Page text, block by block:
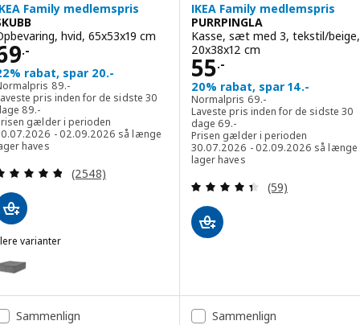
Family medlemspris
hvid, 65x53x19 cm
.- 69.-
rabat, spar 20.-
89.-
Normalpris 89.-
pris inden for de sidste 30
89.-
Laveste pris inden for de sidste 30 dage 89.-
gælder i perioden
- 02.09.2026 så længe
haves
Anmeld: 4.8 ud af 5 Stjerner. Anmeldelser i alt:
(2548)
varianter
SKUBB, Opbevaring, mørkegrå, 65x53x19 cm
IKEA Family medlemspris
PURRPINGLA
Kasse, sæt med 3, tekstil/beige,
20x38x12 cm
55.-
Pris 55.-
20% rabat, spar 14.-
Normalpris 69.-
Normalpris 69.-
Laveste pris inden for de sidste 30
dage 69.-
Laveste pris inden for de
Prisen gælder i perioden
30.07.2026 - 02.09.2026 så længe
lager haves
Anmeld: 4.4 ud
(59)
Sammenlign Sammenlign